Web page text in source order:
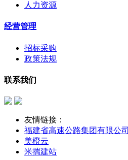
人力资源
经营管理
招标采购
政策法规
联系我们
友情链接：
福建省高速公路集团有限公司
美橙云
米揣建站